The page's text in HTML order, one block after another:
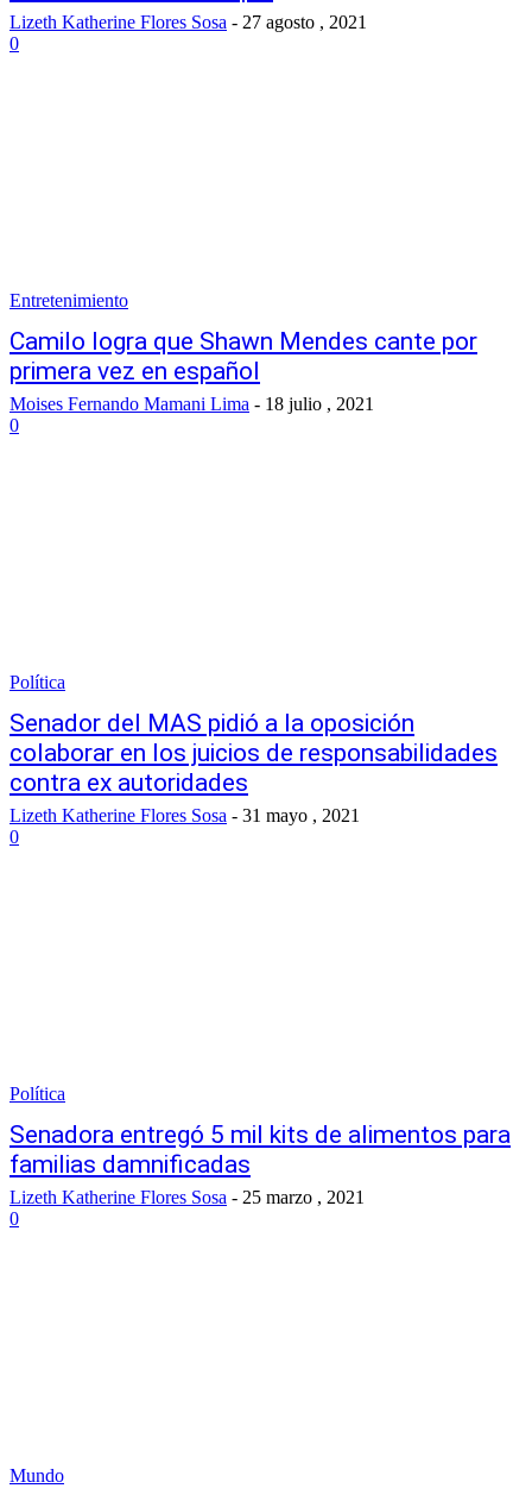
Lizeth Katherine Flores Sosa - 27 agosto , 2021
0
Entretenimiento
Camilo logra que Shawn Mendes cante por
primera vez en español
Moises Fernando Mamani Lima - 18 julio , 2021
0
Política
Senador del MAS pidió a la oposición
colaborar en los juicios de responsabilidades
contra ex autoridades
Lizeth Katherine Flores Sosa - 31 mayo , 2021
0
Política
Senadora entregó 5 mil kits de alimentos para
familias damnificadas
Lizeth Katherine Flores Sosa - 25 marzo , 2021
0
Mundo